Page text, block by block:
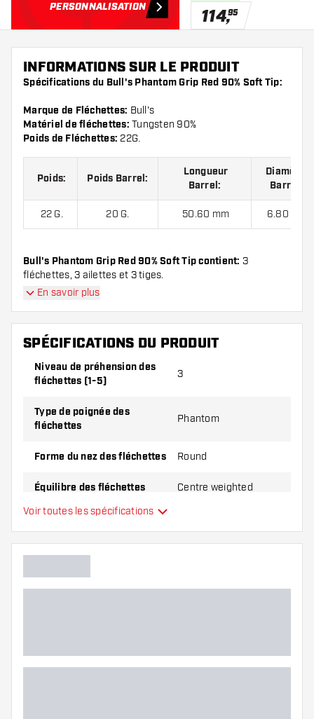
PERSONNALISATION 114,95
INFORMATIONS SUR LE PRODUIT
Spécifications du Bull's Phantom Grip Red 90% Soft Tip:
Marque de Fléchettes: Bull's
Matériel de fléchettes: Tungsten 90%
Poids de Fléchettes: 22G.
Poids: Poids Barrel:
Longueur
Barrel:
Diamètre
Barrel:
22 G. 20 G. 50.60 mm 6.80 mm
Bull's Phantom Grip Red 90% Soft Tip contient: 3
fléchettes, 3 ailettes et 3 tiges.
En savoir plus
SPÉCIFICATIONS DU PRODUIT
Niveau de préhension des
fléchettes (1-5)
3
Type de poignée des
fléchettes
Phantom
Forme du nez des fléchettes Round
Équilibre des fléchettes Centre weighted
Matériel Fléchettes
Joueur de fléchettes
Voir toutes les spécifications